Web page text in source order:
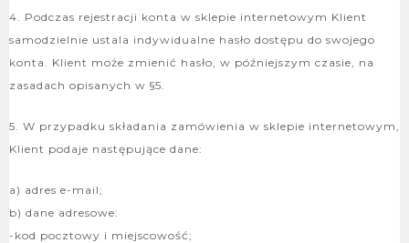
4. Podczas rejestracji konta w sklepie internetowym Klient
samodzielnie ustala indywidualne hasło dostępu do swojego
konta. Klient może zmienić hasło, w późniejszym czasie, na
zasadach opisanych w §5.
5. W przypadku składania zamówienia w sklepie internetowym,
Klient podaje następujące dane:
a) adres e-mail;
b) dane adresowe:
-kod pocztowy i miejscowość;